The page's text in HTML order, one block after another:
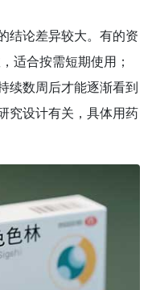
结论差异较大。有的资
适合按需短期使用；
续数周后才能逐渐看到
究设计有关，具体用药